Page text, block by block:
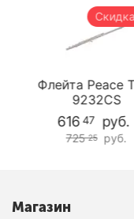
Скидка
Флейта Peace TFT-
9232CS
725 25 руб.
616 47 руб.
Магазин